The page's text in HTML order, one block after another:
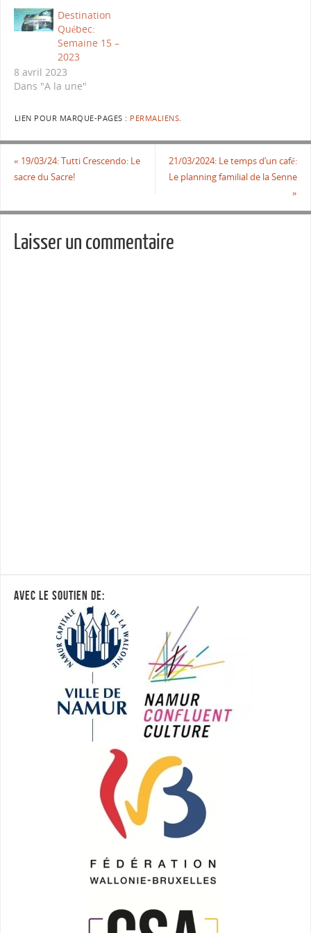
Destination
Québec:
Semaine 15 –
2023
8 avril 2023
Dans "A la une"
LIEN POUR MARQUE-PAGES : PERMALIENS.
« 19/03/24: Tutti Crescendo: Le
sacre du Sacre!
21/03/2024: Le temps d’un café:
Le planning familial de la Senne
»
Laisser un commentaire
AVEC LE SOUTIEN DE: